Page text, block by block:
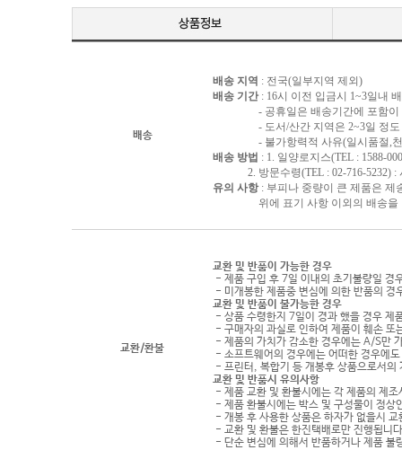
배송
배송 지역 : 전국(일부지역 제외)
배송 기간 : 16시 이전 입금시 1~3일내
- 공휴일은 배송기간에 포함이
- 도서/산간 지역은 2~3일 정도
- 불가항력적 사유(일시품절,천재
배송 방법 : 1. 일양로지스(TEL : 1588-
2. 방문수령(TEL : 02-716-5232) :
유의 사항: 부피나 중량이 큰 제품은 제
위에 표기 사항 이외의 배송을 원
교환/환불
교환 및 반품이 가능한 경우
- 제품 구입 후 7일 이내의 초기불량일 경
- 미개봉한 제품중 변심에 의한 반품의 경
교환 및 반품이 불가능한 경우
- 상품 수령한지 7일이 경과 했을 경우 제
- 구매자의 과실로 인하여 제품이 훼손 또
- 제품의 가치가 감소한 경우에는 A/S만
- 소프트웨어의 경우에는 어떠한 경우에
- 프린터, 복합기 등 개봉후 상품으로서의
교환 및 반품시 유의사항
- 제품 교환 및 환불시에는 각 제품의 제
- 제품 환불시에는 박스 및 구성물이 정상
- 개봉 후 사용한 상품은 하자가 없을시
- 교환 및 환불은 한진택배로만 진행됩니
- 단순 변심에 의해서 반품하거나 제품